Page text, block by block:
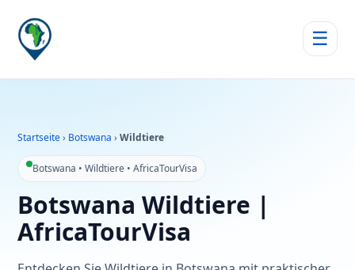
☰
Startseite› Botswana › Wildtiere
Botswana • Wildtiere • AfricaTourVisa
Botswana Wildtiere |
AfricaTourVisa